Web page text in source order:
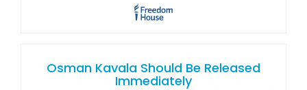
Osman Kavala Should Be Released
Immediately